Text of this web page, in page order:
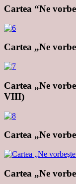
Cartea “Ne
Cartea „Ne
Cartea „Ne
VIII)
Cartea „Ne
Cartea „Ne